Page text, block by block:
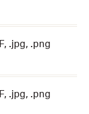
.jpg, .png
.jpg, .png